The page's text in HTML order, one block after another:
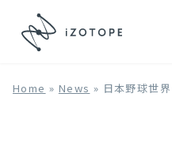
Home » News » 日本野球世